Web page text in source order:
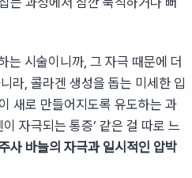
는 시술이니까, 그 자극 때문에 더
라, 콜라겐 생성을 돕는 미세한 입
새로 만들어지도록 유도하는 과
자극되는 통증’ 같은 걸 따로 느
사 바늘의 자극과 일시적인 압박